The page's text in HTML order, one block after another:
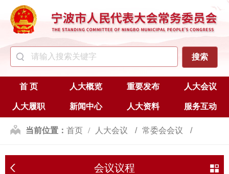
首 页 人大概览 重要发布 人大会议
人大履职 新闻中心 人大资料 服务互动
当前位置： 首页 人大会议 常委会会议
会议议程
会议议程